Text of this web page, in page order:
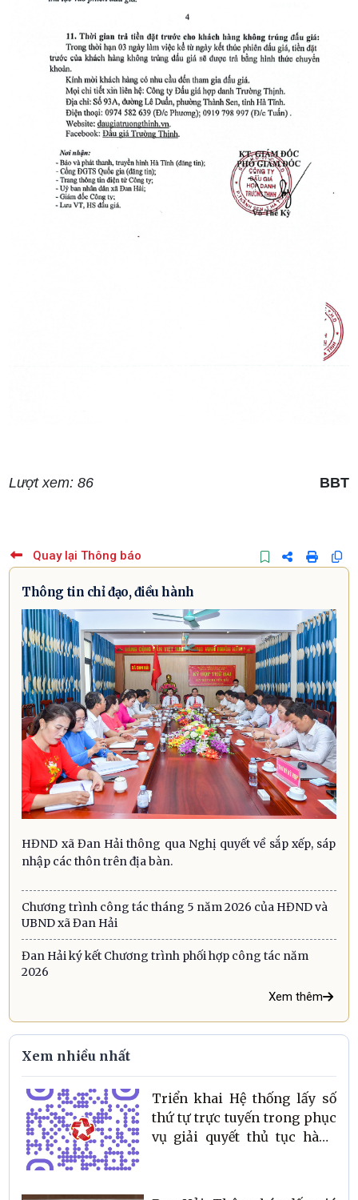
Lượt xem: 86 BBT
Quay lại Thông báo
Thông tin chỉ đạo, điều hành
HĐND xã Đan Hải thông qua Nghị quyết về sắp xếp, sáp
nhập các thôn trên địa bàn.
Chương trình công tác tháng 5 năm 2026 của HĐND và
UBND xã Đan Hải
Đan Hải ký kết Chương trình phối hợp công tác năm
2026
Xem thêm
Xem nhiều nhất
Triển khai Hệ thống lấy số
thứ tự trực tuyến trong phục
vụ giải quyết thủ tục hành